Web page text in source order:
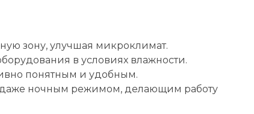
зону, улучшая микроклимат.
в условиях влажности.
понятным и удобным.
даже ночным режимом, делающим работу